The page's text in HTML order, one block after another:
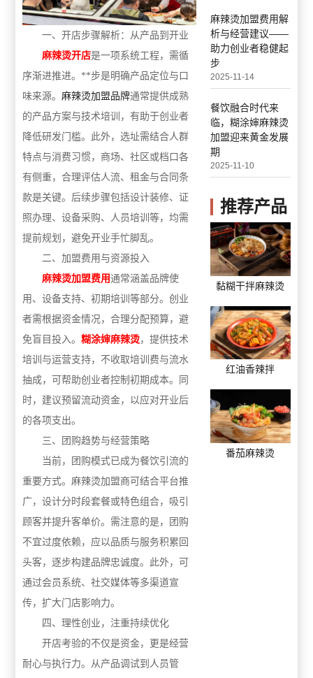
一、开店步骤解析：从产品到开业
麻辣烫开店是一项系统工程，需循
序渐进推进。**步是明确产品定位与口
味来源。麻辣烫加盟品牌通常提供成熟
的产品方案与技术培训，有助于创业者
降低研发门槛。此外，选址需结合人群
特点与消费习惯，商场、社区或档口各
有侧重，合理评估人流、租金与合同条
款是关键。后续步骤包括设计装修、证
照办理、设备采购、人员培训等，均需
提前规划，避免开业手忙脚乱。
二、加盟费用与资源投入
麻辣烫加盟费用通常涵盖品牌使
用、设备支持、初期培训等部分。创业
者需根据资金情况，合理分配预算，避
免盲目投入。糊涂婶麻辣烫，提供技术
培训与运营支持，不收取培训费与流水
抽成，可帮助创业者控制初期成本。同
时，建议预留流动资金，以应对开业后
的各项支出。
三、团购趋势与经营策略
当前，团购模式已成为餐饮引流的
重要方式。麻辣烫加盟商可结合平台推
广，设计分时段套餐或特色组合，吸引
顾客并提升客单价。需注意的是，团购
不宜过度依赖，应以品质与服务积累回
头客，逐步构建品牌忠诚度。此外，可
通过会员系统、社交媒体等多渠道宣
传，扩大门店影响力。
四、理性创业，注重持续优化
开店考验的不仅是资金，更是经营
耐心与执行力。从产品调试到人员管
麻辣烫加盟费用解
析与经营建议——
助力创业者稳健起
步
2025-11-14
餐饮融合时代来
临，糊涂婶麻辣烫
加盟迎来黄金发展
期
2025-11-10
推荐产品
黏糊干拌麻辣烫
红油香辣拌
番茄麻辣烫